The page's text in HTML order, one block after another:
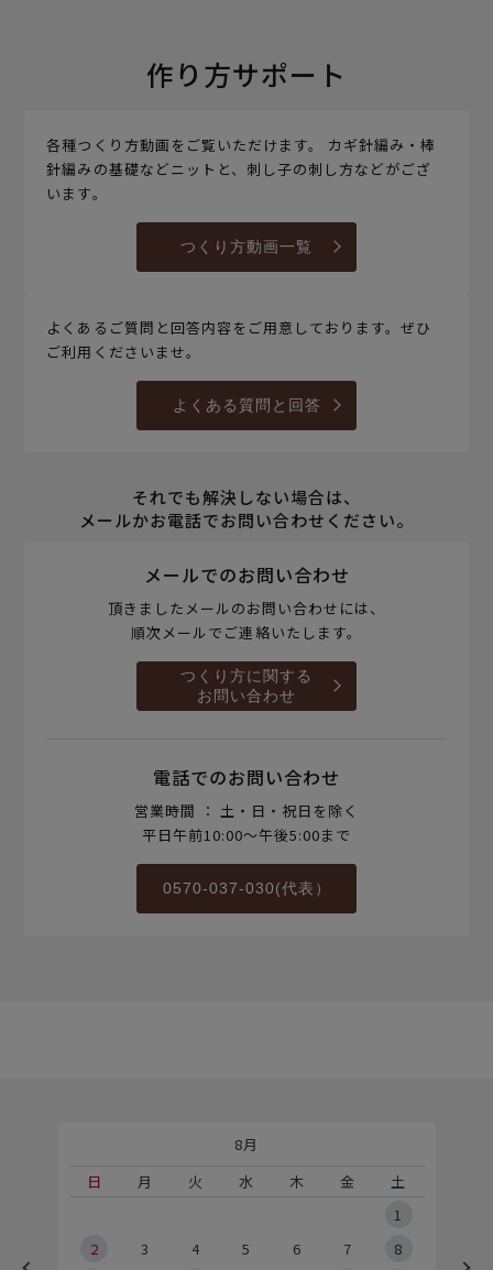
作り方サポート
各種つくり方動画をご覧いただけます。 カギ針編み・棒
針編みの基礎などニットと、刺し子の刺し方などがござ
います。
つくり方動画一覧
よくあるご質問と回答内容をご用意しております。ぜひ
ご利用くださいませ。
よくある質問と回答
それでも解決しない場合は、
メールかお電話でお問い合わせください。
メールでのお問い合わせ
頂きましたメールのお問い合わせには、
順次メールでご連絡いたします。
つくり方に関する
お問い合わせ
電話でのお問い合わせ
営業時間 ： 土・日・祝日を除く
平日午前10:00～午後5:00まで
0570-037-030(代表）
8月
日
月 火 水 木 金
土
1
2
3 4 5 6 7
8